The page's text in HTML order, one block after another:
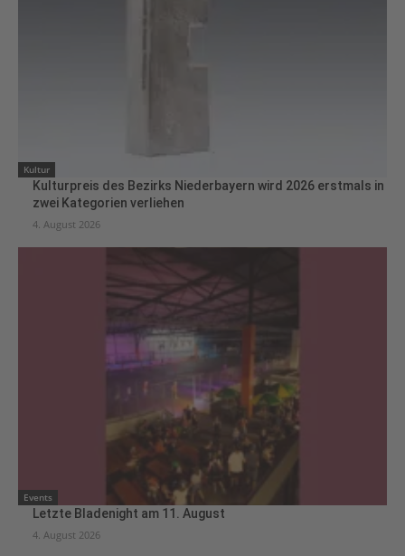
Kultur
Kulturpreis des Bezirks Niederbayern wird 2026 erstmals in
zwei Kategorien verliehen
4. August 2026
Events
Letzte Bladenight am 11. August
4. August 2026